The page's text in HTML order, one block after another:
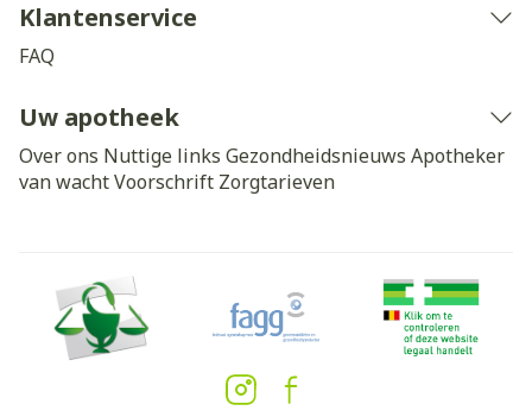
Klantenservice
FAQ
Uw apotheek
Over ons Nuttige links Gezondheidsnieuws Apotheker
van wachtVoorschrift Zorgtarieven